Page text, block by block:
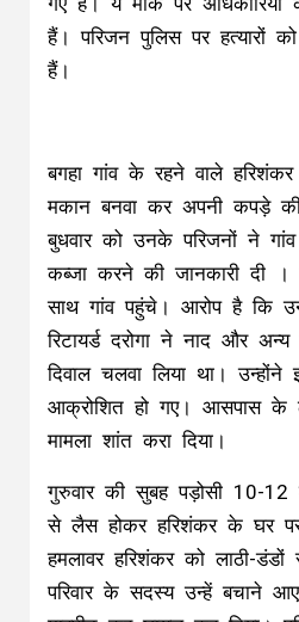
हैं। परिजन पुलिस पर हत्यारों
हैं।
बगहा गांव के रहने वाले
मकान बनवा कर अपनी कपड़े
बुधवार को उनके परिजनों ने गांव
कब्जा करने की जानकारी दी
साथ गांव पहुंचे। आरोप है कि
रिटायर्ड दरोगा ने नाद और
दिवाल चलवा लिया था। उन्होंने
आक्रोशित हो गए। आसपास के
मामला शांत करा दिया।
गुरुवार की सुबह पड़ोसी 10-12
से लैस होकर हरिशंकर के घर
हमलावर हरिशंकर को लाठी-
परिवार के सदस्य उन्हें बचाने